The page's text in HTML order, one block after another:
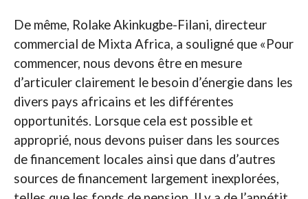
De même, Rolake Akinkugbe-Filani, directeur
commercial de Mixta Africa, a souligné que «Pour
commencer, nous devons être en mesure
d’articuler clairement le besoin d’énergie dans les
divers pays africains et les différentes
opportunités. Lorsque cela est possible et
approprié, nous devons puiser dans les sources
de financement locales ainsi que dans d’autres
sources de financement largement inexplorées,